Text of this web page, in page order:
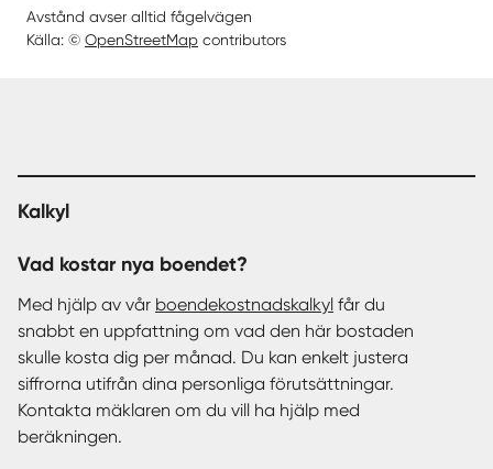
Avstånd avser alltid fågelvägen
Källa: © OpenStreetMap contributors
Kalkyl
Vad kostar nya boendet?
Med hjälp av vår boendekostnadskalkyl får du
snabbt en uppfattning om vad den här bostaden
skulle kosta dig per månad. Du kan enkelt justera
siffrorna utifrån dina personliga förutsättningar.
Kontakta mäklaren om du vill ha hjälp med
beräkningen.